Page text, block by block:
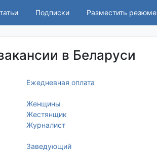
Подписки Разместить резюме
в Беларуси
Ежедневная оплата
Женщины
Жестянщик
Журналист
Заведующий